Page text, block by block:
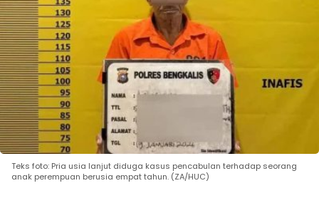
Teks foto: Pria usia lanjut diduga kasus pencabulan terhadap seorang
anak perempuan berusia empat tahun. (ZA/HUC)